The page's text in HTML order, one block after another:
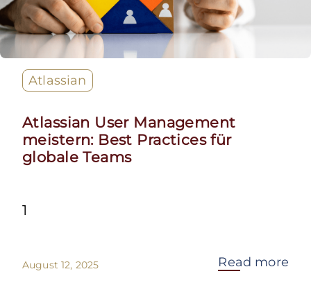
Atlassian
Atlassian User Management
meistern: Best Practices für
globale Teams
1
August 12, 2025 Read more